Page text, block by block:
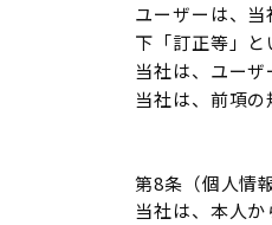
ユーザーは、
下「訂正等」と
当社は、ユー
当社は、前項
第8条（個人情
当社は、本人